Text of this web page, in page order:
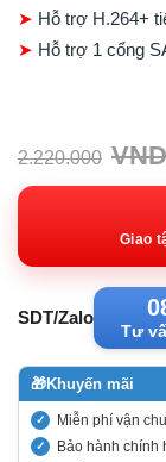
➤ Hỗ trợ H.264+
➤ Hỗ trợ 1 cổng
2.220.000 VND
Giao
SDT/Zalo
Tư
🎁Khuyến mãi
Miễn phí vận
Bảo hành chính